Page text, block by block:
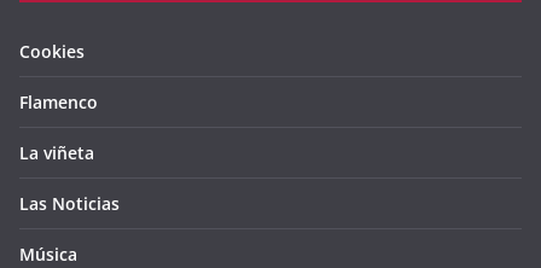
Cookies
Flamenco
La viñeta
Las Noticias
Música